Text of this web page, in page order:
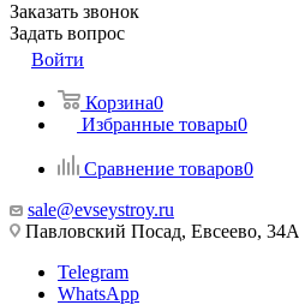
Заказать звонок
Задать вопрос
Войти
Корзина0
Избранные товары0
Сравнение товаров0
sale@evseystroy.ru
Павловский Посад, Евсеево, 34А
Telegram
WhatsApp